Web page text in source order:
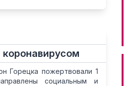
Горецка пожертвовали 1
социальным и